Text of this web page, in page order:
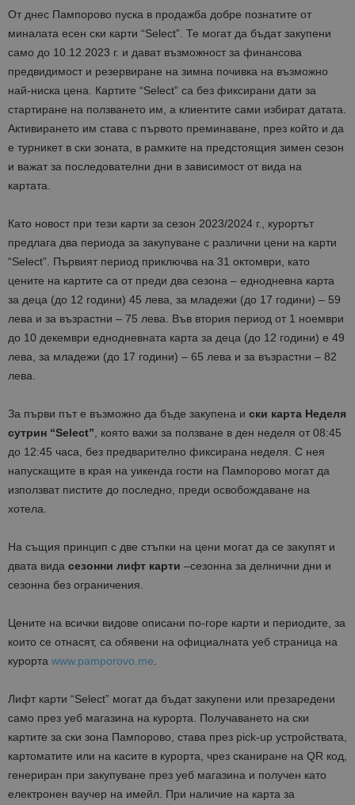
От днес Пампорово пуска в продажба добре познатите от
миналата есен ски карти “Select”. Те могат да бъдат закупени
само до 10.12.2023 г. и дават възможност за финансова
предвидимост и резервиране на зимна почивка на възможно
най-ниска цена. Картите “Select” са без фиксирани дати за
стартиране на ползването им, а клиентите сами избират датата.
Активирането им става с първото преминаване, през който и да
е турникет в ски зоната, в рамките на предстоящия зимен сезон
и важат за последователни дни в зависимост от вида на
картата.
Като новост при тези карти за сезон 2023/2024 г., курортът
предлага два периода за закупуване с различни цени на карти
“Select”. Първият период приключва на 31 октомври, като
цените на картите са от преди два сезона – еднодневна карта
за деца (до 12 години) 45 лева, за младежи (до 17 години) – 59
лева и за възрастни – 75 лева. Във втория период от 1 ноември
до 10 декември еднодневната карта за деца (до 12 години) е 49
лева, за младежи (до 17 години) – 65 лева и за възрастни – 82
лева.
За първи път е възможно да бъде закупена и ски карта Неделя
сутрин “Select” , която важи за ползване в ден неделя от 08:45
до 12:45 часа, без предварително фиксирана неделя. С нея
напускащите в края на уикенда гости на Пампорово могат да
използват пистите до последно, преди освобождаване на
хотела.
На същия принцип с две стъпки на цени могат да се закупят и
двата вида сезонни лифт карти –сезонна за делнични дни и
сезонна без ограничения.
Цените на всички видове описани по-горе карти и периодите, за
които се отнасят, са обявени на официалната уеб страница на
курорта www.pamporovo.me
Лифт карти “Select” могат да бъдат закупени или презаредени
само през уеб магазина на курорта. Получаването на ски
картите за ски зона Пампорово, става през pick-up устройствата,
картоматите или на касите в курорта, чрез сканиране на QR код,
генериран при закупуване през уеб магазина и получен като
електронен ваучер на имейл. При наличие на карта за